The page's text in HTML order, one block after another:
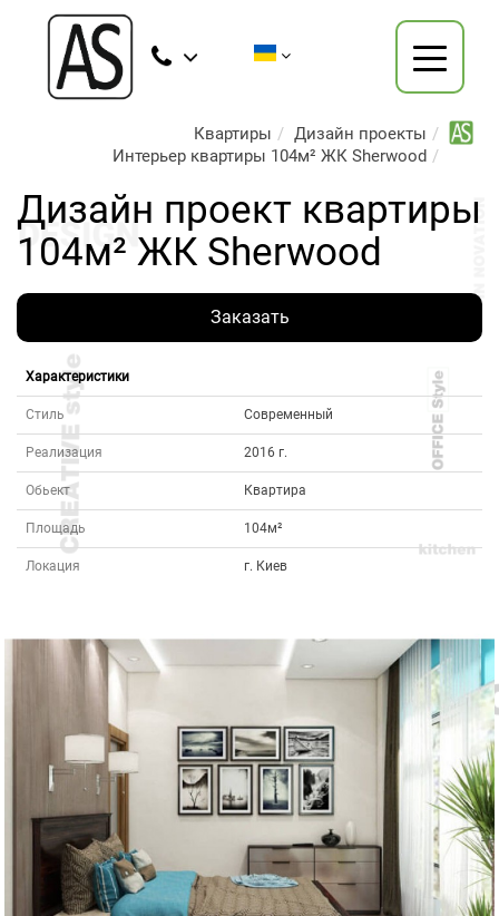
Дизайн проекты
Квартиры
Интерьер квартиры 104м² ЖК Sherwood
Дизайн проект квартиры
104м² ЖК Sherwood
Заказать
Характеристики
Стиль Современный
Реализация 2016 г.
Обьект Квартира
Площадь 104м²
Локация г. Киев